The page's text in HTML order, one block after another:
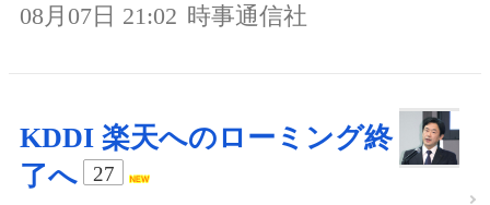
08月07日 21:02 時事通信社
KDDI 楽天へのローミング終
了へ
27